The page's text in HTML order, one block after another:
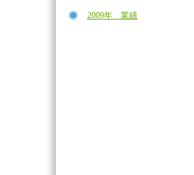
2009年 業績